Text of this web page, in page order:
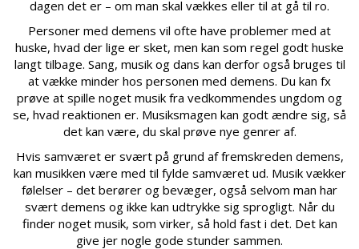
dagen det er – om man skal vækkes eller til at gå til ro.
Personer med demens vil ofte have problemer med at
huske, hvad der lige er sket, men kan som regel godt huske
langt tilbage. Sang, musik og dans kan derfor også bruges til
at vække minder hos personen med demens. Du kan fx
prøve at spille noget musik fra vedkommendes ungdom og
se, hvad reaktionen er. Musiksmagen kan godt ændre sig, så
det kan være, du skal prøve nye genrer af.
Hvis samværet er svært på grund af fremskreden demens,
kan musikken være med til fylde samværet ud. Musik vækker
følelser – det berører og bevæger, også selvom man har
svært demens og ikke kan udtrykke sig sprogligt. Når du
finder noget musik, som virker, så hold fast i det. Det kan
give jer nogle gode stunder sammen.